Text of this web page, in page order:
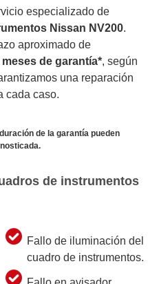
especializado de
Nissan NV200.
aproximado de
meses de garantía*, según
una reparación
cada caso.
de la garantía pueden
de instrumentos
Fallo de iluminación del
cuadro de instrumentos.